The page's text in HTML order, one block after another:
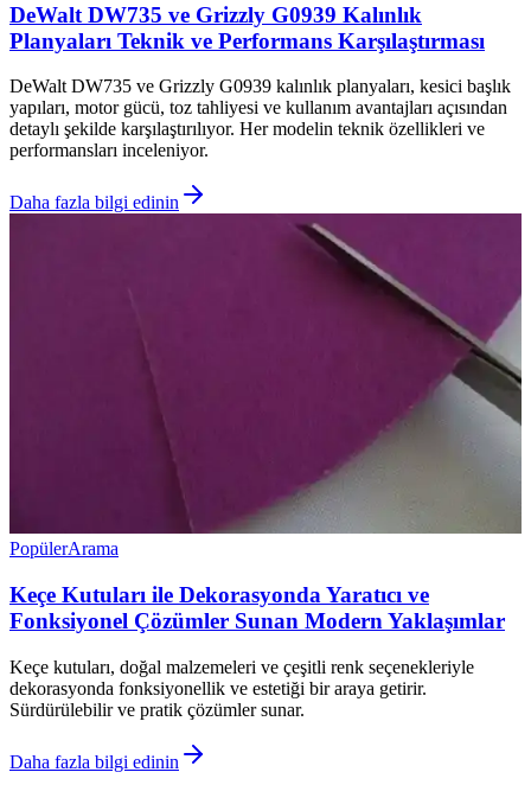
DeWalt DW735 ve Grizzly G0939 Kalınlık
Planyaları Teknik ve Performans Karşılaştırması
DeWalt DW735 ve Grizzly G0939 kalınlık planyaları, kesici başlık
yapıları, motor gücü, toz tahliyesi ve kullanım avantajları açısından
detaylı şekilde karşılaştırılıyor. Her modelin teknik özellikleri ve
performansları inceleniyor.
Daha fazla bilgi edinin
PopülerArama
Keçe Kutuları ile Dekorasyonda Yaratıcı ve
Fonksiyonel Çözümler Sunan Modern Yaklaşımlar
Keçe kutuları, doğal malzemeleri ve çeşitli renk seçenekleriyle
dekorasyonda fonksiyonellik ve estetiği bir araya getirir.
Sürdürülebilir ve pratik çözümler sunar.
Daha fazla bilgi edinin